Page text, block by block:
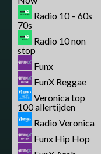
Radio 10 – 60s
70s
Radio 10 non
stop
Funx
FunX Reggae
Veronica top
100 allertijden
Radio Veronica
Funx Hip Hop